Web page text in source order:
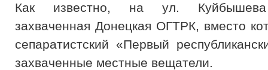
Как известно, на ул. Куйбышева
захваченная Донецкая ОГТРК, вместо
сепаратистский «Первый
захваченные местные вещатели.